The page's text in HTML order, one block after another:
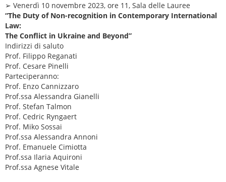
➢ Venerdì 10 novembre 2023, ore 11, Sala delle Lauree
“The Duty of Non-recognition in Contemporary International
Law:
The Conflict in Ukraine and Beyond”
Indirizzi di saluto
Prof. Filippo Reganati
Prof. Cesare Pinelli
Parteciperanno:
Prof. Enzo Cannizzaro
Prof.ssa Alessandra Gianelli
Prof. Stefan Talmon
Prof. Cedric Ryngaert
Prof. Miko Sossai
Prof.ssa Alessandra Annoni
Prof. Emanuele Cimiotta
Prof.ssa Ilaria Aquironi
Prof.ssa Agnese Vitale